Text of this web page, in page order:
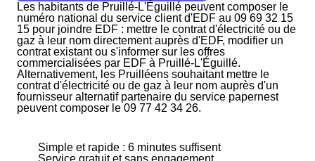
Les habitants de Pruillé-L'Éguillé peuvent composer le
numéro national du service client d'EDF au 09 69 32 15
15 pour joindre EDF : mettre le contrat d'électricité ou de
gaz à leur nom directement auprès d'EDF, modifier un
contrat existant ou s'informer sur les offres
commercialisées par EDF à Pruillé-L'Éguillé.
Alternativement, les Pruilléens souhaitant mettre le
contrat d'électricité ou de gaz à leur nom auprès d'un
fournisseur alternatif partenaire du service papernest
peuvent composer le 09 77 42 34 26.
Simple et rapide : 6 minutes suffisent
Service gratuit et sans engagement